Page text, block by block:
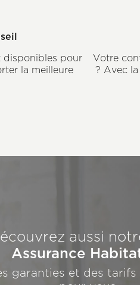
disponibles pour
la meilleure
Votre
? Avec
aussi
Assurance
garanties et des tarifs